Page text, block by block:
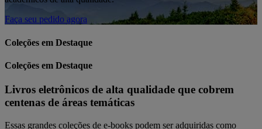
Faça seu pedido agora
Coleções em Destaque
Coleções em Destaque
Livros eletrônicos de alta qualidade que cobrem
centenas de áreas temáticas
Essas grandes coleções de e-books podem ser adquiridas como